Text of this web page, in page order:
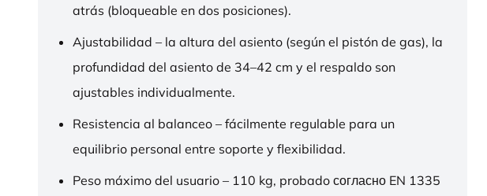
atrás (bloqueable en dos posiciones).
Ajustabilidad – la altura del asiento (según el pistón de gas), la
profundidad del asiento de 34–42 cm y el respaldo son
ajustables individualmente.
Resistencia al balanceo – fácilmente regulable para un
equilibrio personal entre soporte y flexibilidad.
Peso máximo del usuario – 110 kg, probado согласно EN 1335